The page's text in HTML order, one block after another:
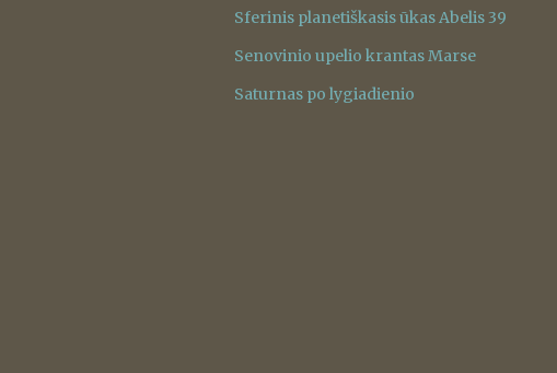
Sferinis planetiškasis ūkas Abelis 39
Senovinio upelio krantas Marse
Saturnas po lygiadienio